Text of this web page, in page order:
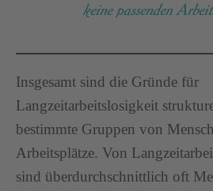
keine passenden
Insgesamt sind die Gründe für
Langzeitarbeitslosigkeit
bestimmte Gruppen von
Arbeitsplätze. Von
sind überdurchschnittlich oft